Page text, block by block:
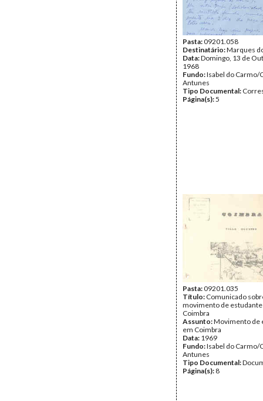
Pasta:09201.058
Destinatário:Marques
Data:Domingo, 13 de
1968
Fundo:Isabel do Carmo/
Antunes
Tipo Documental:
Página(s):5
Pasta:09201.035
Título: Comunicado
movimento de
Coimbra
Assunto:Movimento de
em Coimbra
Data: 1969
Fundo:Isabel do Carmo/
Antunes
Tipo Documental:
Página(s): 8